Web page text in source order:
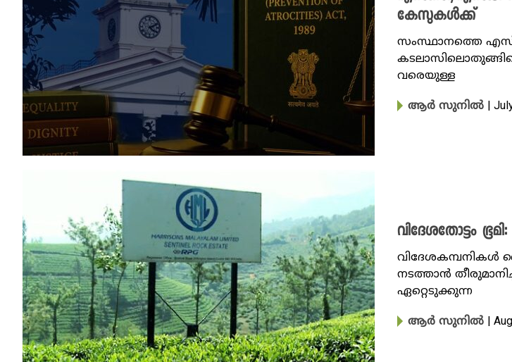
കേസുകള്‍ക്ക്
സംസ്ഥാനത്തെ
വരെയുള്ള
ആര്‍ സുനില്‍ |
വിദേശതോട്ടം
വി​ദേശകമ്പനികൾ
നടത്താൻ
ഏറ്റെടുക്കുന്ന
ആര്‍ സുനില്‍ |